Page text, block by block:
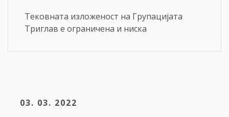
Тековната изложеност на Групацијата
Триглав е ограничена и ниска
03. 03. 2022